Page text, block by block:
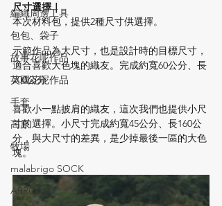
編織周邊工具
包包、袋子
故事花呢作品
英國花呢作品
手套
高原
牧場
malabrigo SOCK
ARROYO
尺寸選擇｜
本次材料包，提供2種尺寸供選擇。
示範作品為大尺寸，也是設計時的目標尺寸，
適合喜歡大色塊的織友。完成約寬60公分、長
200公分
喜歡小一點披肩的織友，這次我們也提供小尺
寸的選擇。小尺寸完成約寬45公分、長160公
分，與大尺寸的差異，是少掉最後一區的大色
塊。